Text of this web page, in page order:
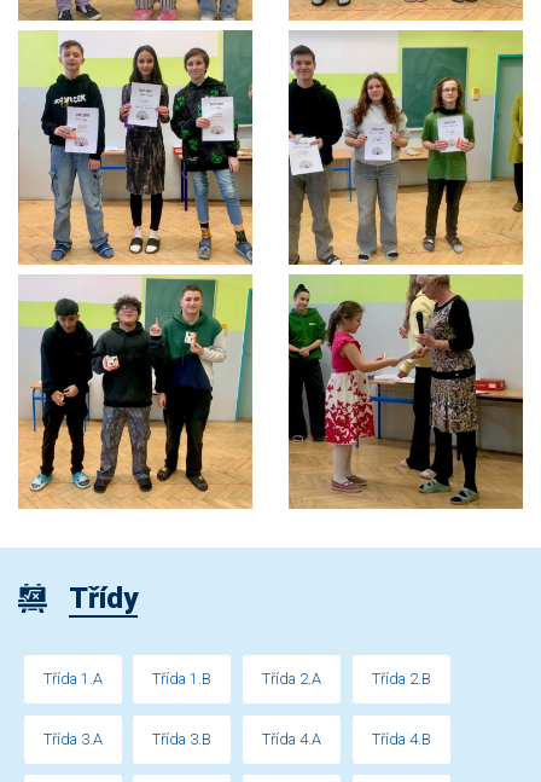
Třídy
Třída 1.A Třída 1.B Třída 2.A Třída 2.B
Třída 3.A Třída 3.B Třída 4.A Třída 4.B